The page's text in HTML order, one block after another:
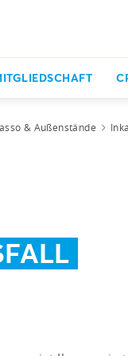
& Außenstände